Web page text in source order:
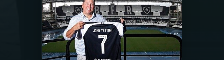
PROGRAMAS
PODCASTS